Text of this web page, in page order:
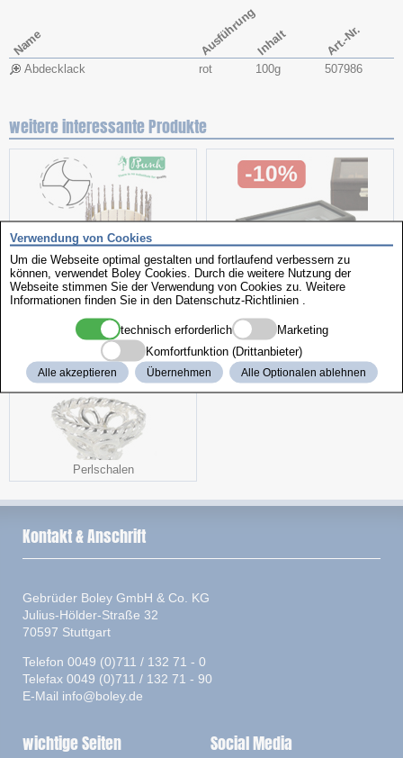
Name AusführungInhalt Art.-Nr.
Abdecklack rot 100g 507986
weitere interessante Produkte
Spiralbohrer Uhrenboxen
Perlschalen
Verwendung von Cookies
Um die Webseite optimal gestalten und fortlaufend verbessern zu
können, verwendet Boley Cookies. Durch die weitere Nutzung der
Webseite stimmen Sie der Verwendung von Cookies zu. Weitere
Informationen finden Sie in den Datenschutz-Richtlinien
technisch erforderlich
Marketing
Komfortfunktion (Drittanbieter)
Alle akzeptieren Übernehmen Alle Optionalen ablehnen
Kontakt & Anschrift
Gebrüder Boley GmbH & Co. KG
Julius-Hölder-Straße 32
70597 Stuttgart
Telefon 0049 (0)711 / 132 71 - 0
Telefax 0049 (0)711 / 132 71 - 90
E-Mail info@boley.de
wichtige Seiten Social Media